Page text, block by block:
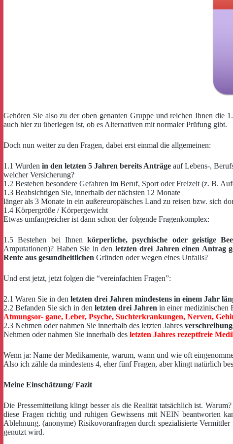
Gehören Sie also zu der oben genanten Gruppe und reichen Ihnen die
auch hier zu überlegen ist, ob es Alternativen mit normaler Prüfung gibt.
Doch nun weiter zu den Fragen, dabei erst einmal die allgemeinen:
1.1 Wurden in den letzten 5 Jahren bereits Anträge auf Lebens-,
welcher Versicherung?
1.2 Bestehen besondere Gefahren im Beruf, Sport oder Freizeit (z. B.
1.3 Beabsichtigen Sie, innerhalb der nächsten 12 Monate
länger als 3 Monate in ein außereuropäisches Land zu reisen bzw. sich
1.4 Körpergröße / Körpergewicht
Etwas umfangreicher ist dann schon der folgende Fragenkomplex:
1.5 Bestehen bei Ihnenkörperliche, psychische oder geistige
Amputationen)? Haben Sie in den letzten drei Jahren einen Antrag
Rente aus gesundheitlichen Gründen oder wegen eines Unfalls?
Und erst jetzt, jetzt folgen die “vereinfachten Fragen”:
2.1 Waren Sie in den letzten drei Jahren mindestens in einem Jahr
2.2 Befanden Sie sich in den letzten drei Jahren in einer medizinischen
Atmungsor- gane, Leber, Psyche, Suchterkrankungen, Nerven,
2.3 Nehmen oder nahmen Sie innerhalb des letzten Jahres
Nehmen oder nahmen Sie innerhalb des letzten Jahres rezeptfreie
Wenn ja: Name der Medikamente, warum, wann und wie oft
Also ich zähle da mindestens 4, eher fünf Fragen, aber klingt natürlich
Meine Einschätzung/ Fazit
Die Pressemitteilung klingt besser als die Realität tatsächlich ist.
diese Fragen richtig und ruhigen Gewissens mit NEIN beantworten
Ablehnung. (anonyme) Risikovoranfragen durch spezialisierte
genutzt wird.